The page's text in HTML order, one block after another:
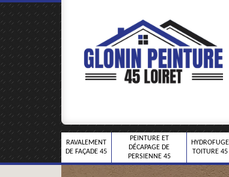
RAVALEMENT
DE FAÇADE 45
PEINTURE ET
DÉCAPAGE DE
PERSIENNE 45
HYDROFUGE
TOITURE 45